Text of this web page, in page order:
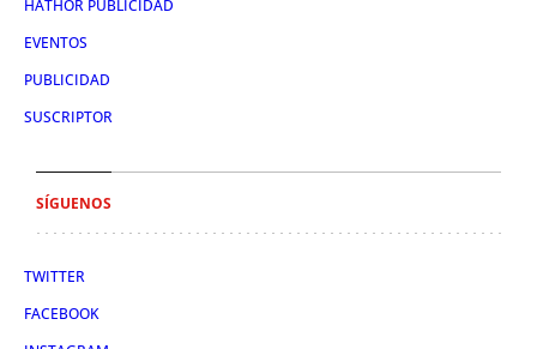
HATHOR PUBLICIDAD
EVENTOS
PUBLICIDAD
SUSCRIPTOR
SÍGUENOS
TWITTER
FACEBOOK